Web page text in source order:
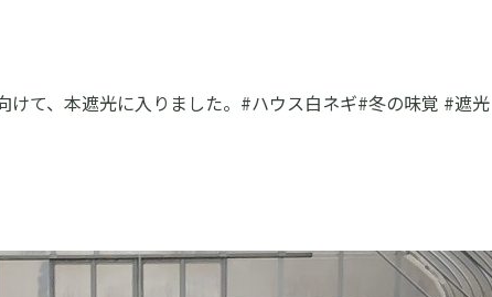
けて、本遮光に入りました。#ハウス白ネギ#冬の味覚 #遮光